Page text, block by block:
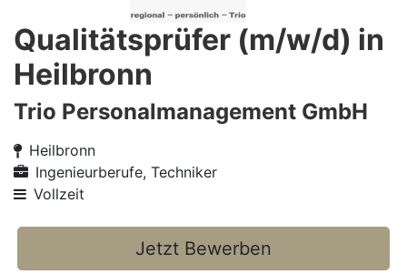
Qualitätsprüfer (m/w/d) in
Heilbronn
Trio Personalmanagement GmbH
Heilbronn
Ingenieurberufe, Techniker
Vollzeit
Jetzt Bewerben